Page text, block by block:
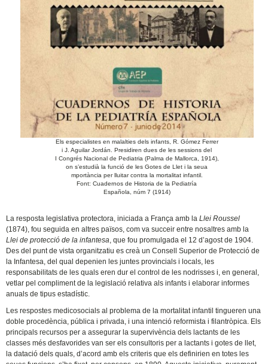
Els especialistes en malalties dels infants, R. Gómez Ferrer
i J. Aguilar Jordán. Presidiren dues de les sessions del
I Congrés Nacional de Pediatria (Palma de Mallorca, 1914),
on s’estudià la funció de les Gotes de Llet i la seua
mportància per lluitar contra la mortalitat infantil.
Font: Cuadernos de Historia de la Pediatría
Española, núm 7 (1914)
La resposta legislativa protectora, iniciada a França amb la Llei Roussel
(1874), fou seguida en altres països, com va succeir entre nosaltres amb la
Llei de protecció de la infantesa , que fou promulgada el 12 d’agost de 1904.
Des del punt de vista organitzatiu es creà un Consell Superior de Protecció de
la Infantesa, del qual depenien les juntes provincials i locals, les
responsabilitats de les quals eren dur el control de les nodrisses i, en general,
vetlar pel compliment de la legislació relativa als infants i elaborar informes
anuals de tipus estadístic.
Les respostes medicosocials al problema de la mortalitat infantil tingueren una
doble procedència, pública i privada, i una intenció reformista i filantròpica. Els
principals recursos per a assegurar la supervivència dels lactants de les
classes més desfavorides van ser els consultoris per a lactants i gotes de llet,
la datació dels quals, d’acord amb els criteris que els definirien en totes les